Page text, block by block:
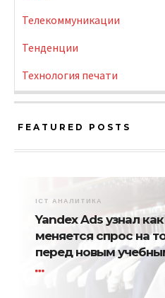
Телекоммуникации
Тенденции
Технология печати
FEATURED POSTS
ICT АНАЛИТИКА
Yandex Ads узнал
меняется спрос на
перед новым